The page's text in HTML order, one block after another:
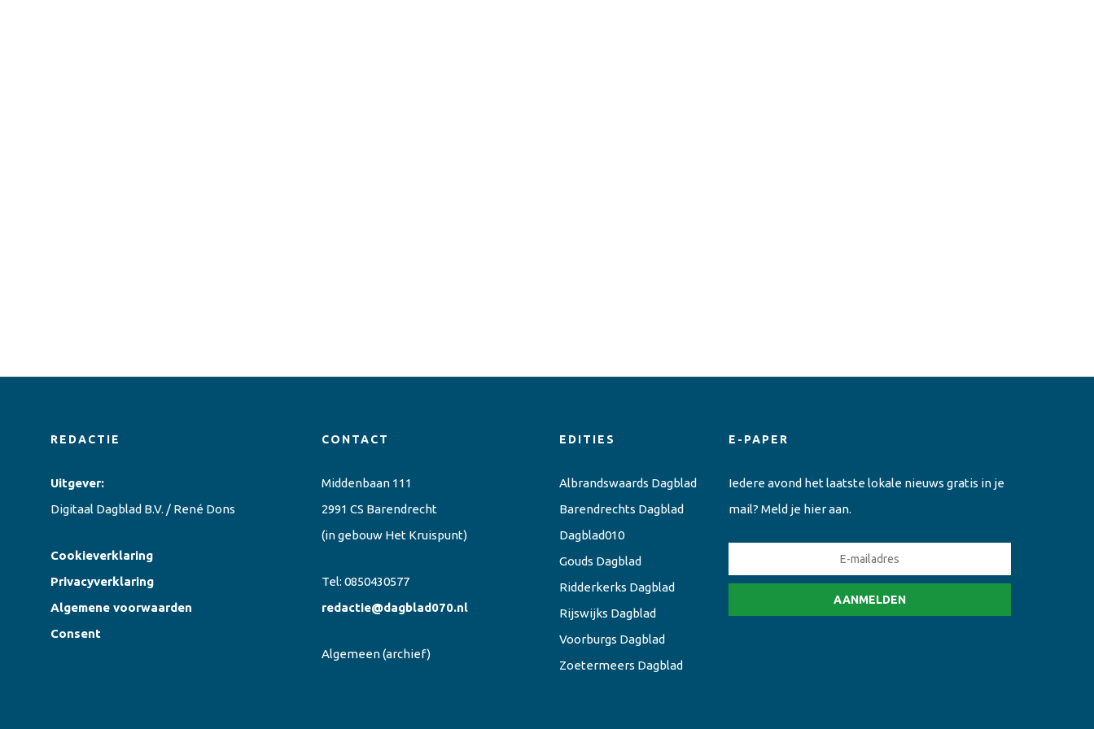
REDACTIE
Uitgever:
Digitaal Dagblad B.V. / René Dons
Cookieverklaring
Privacyverklaring
Algemene voorwaarden
Consent
CONTACT
Middenbaan 111
2991 CS Barendrecht
(in gebouw Het Kruispunt)
Tel: 0850430577
redactie@dagblad070.nl
Algemeen(archief)
EDITIES
Albrandswaards Dagblad
Barendrechts Dagblad
Dagblad010
Gouds Dagblad
Ridderkerks Dagblad
Rijswijks Dagblad
Voorburgs Dagblad
Zoetermeers Dagblad
E-PAPER
Iedere avond het laatste lokale nieuws gratis in je
mail? Meld je hier aan.